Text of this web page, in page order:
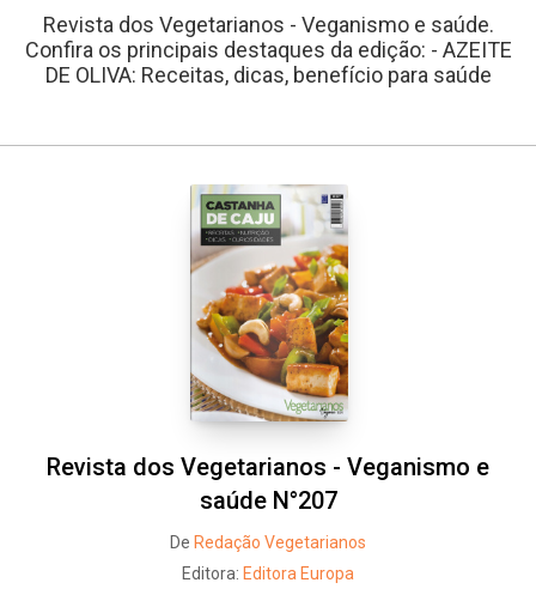
Revista dos Vegetarianos - Veganismo e saúde.
Confira os principais destaques da edição: - AZEITE
DE OLIVA: Receitas, dicas, benefício para saúde
Revista dos Vegetarianos - Veganismo e
saúde N°207
De Redação Vegetarianos
Editora: Editora Europa